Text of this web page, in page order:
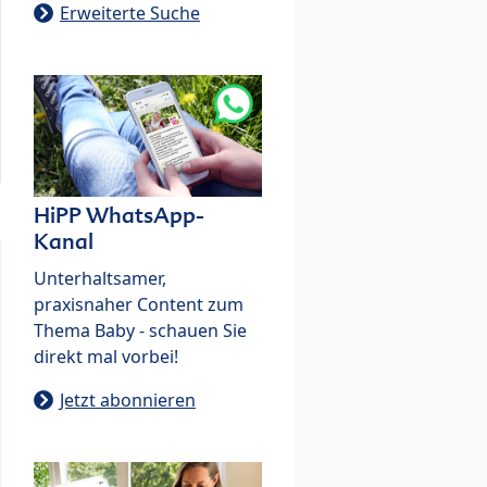
Erweiterte Suche
HiPP WhatsApp-
Kanal
Unterhaltsamer,
praxisnaher Content zum
Thema Baby - schauen Sie
direkt mal vorbei!
Jetzt abonnieren